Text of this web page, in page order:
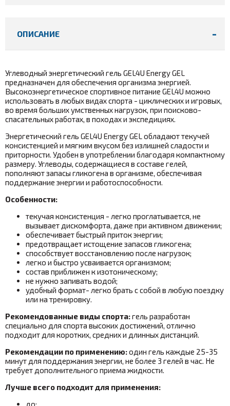
ОПИСАНИЕ
Углеводный энергетический гель GEL4U Energy GEL
предназначен для обеспечения организма энергией.
Высокоэнергетическое спортивное питание GEL4U можно
использовать в любых видах спорта - циклических и игровых,
во время больших умственных нагрузок, при поисково-
спасательных работах, в походах и экспедициях.
Энергетический гель GEL4U Energy GEL обладают текучей
консистенцией и мягким вкусом без излишней сладости и
приторности. Удобен в употреблении благодаря компактному
размеру. Углеводы, содержащиеся в составе гелей,
пополняют запасы гликогена в организме, обеспечивая
поддержание энергии и работоспособности.
Особенности:
текучая консистенция - легко проглатывается, не
вызывает дискомфорта, даже при активном движении;
обеспечивает быстрый приток энергии;
предотвращает истощение запасов гликогена;
способствует восстановлению после нагрузок;
легко и быстро усваивается организмом;
состав приближен к изотоническому;
не нужно запивать водой;
удобный формат- легко брать с собой в любую поездку
или на тренировку.
Рекомендованные виды спорта:гель разработан
специально для спорта высоких достижений, отлично
подходит для коротких, средних и длинных дистанций.
Рекомендации по применению:один гель каждые 25-35
минут для поддержания энергии, не более 3 гелей в час. Не
требует дополнительного приема жидкости.
Лучше всего подходит для применения:
до;